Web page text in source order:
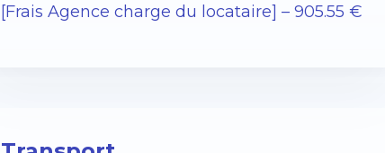
[Frais Agence charge du locataire] – 905.55 €